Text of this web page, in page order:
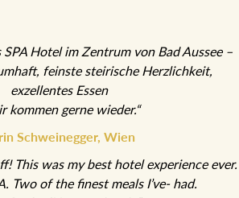
SPA Hotel im Zentrum von Bad Aussee –
feinste steirische Herzlichkeit,
exzellentes Essen
kommen gerne wieder.“
Schweinegger, Wien
This was my best hotel experience ever.